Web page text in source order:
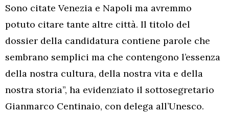
Sono citate Venezia e Napoli ma avremmo
potuto citare tante altre città. Il titolo del
dossier della candidatura contiene parole che
sembrano semplici ma che contengono l’essenza
della nostra cultura, della nostra vita e della
nostra storia”, ha evidenziato il sottosegretario
Gianmarco Centinaio, con delega all’Unesco.